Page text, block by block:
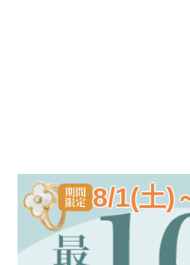
8/1(土)